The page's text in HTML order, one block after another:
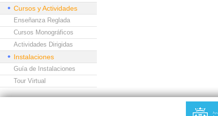
Cursos y Actividades
Enseñanza Reglada
Cursos Monográficos
Actividades Dirigidas
Instalaciones
Guía de Instalaciones
Tour Virtual